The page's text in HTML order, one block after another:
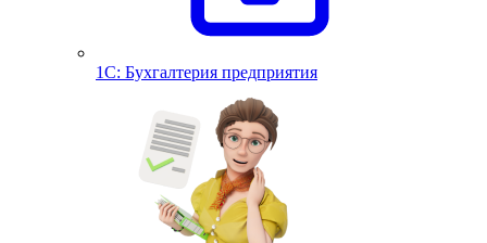
1С: Бухгалтерия предприятия